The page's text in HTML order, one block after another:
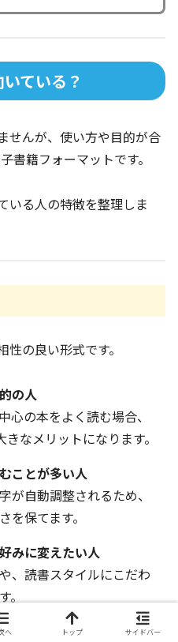
ている？
せんが、使い方や目的が合
書籍フォーマットです。
いる人の特徴を整理しま
の良い形式です。
の人
心の本をよく読む場合、
なメリットになります。
ことが多い人
が自動調整されるため、
を保てます。
みに変えたい人
、読書スタイルにこだわ
。
くない人
へ トップ サイドバー